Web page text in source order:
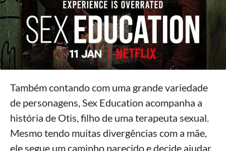
Também contando com uma grande variedade
de personagens, Sex Education acompanha a
história de Otis, filho de uma terapeuta sexual.
Mesmo tendo muitas divergências com a mãe,
ele segue um caminho parecido e decide ajudar